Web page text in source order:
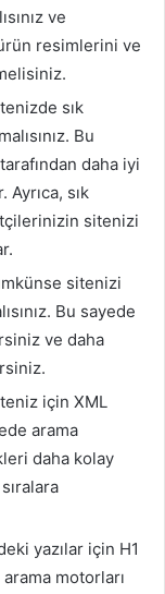
ve
resimlerini ve
sık
Bu
daha iyi
Ayrıca, sık
sitenizi
sitenizi
Bu sayede
ve daha
için XML
arama
daha kolay
yazılar için H1
motorları